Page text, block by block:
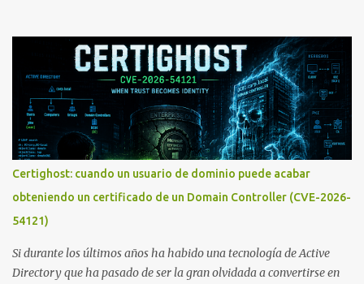
contratados desde la plataforma. En el sitio se asegura de que
Lista de Hackers, con identidades desconocidas, fue creada para un
"uso legal y ético", y sin embargo existen propuestas de dudosa
ética como para entrar en cuentas de Gmail o WhatsApp,
comprometer bases de datos o cambiar notas de cursos. La Lista
de Hackers, que atrajo la atención mundial después de un informe
publicado en The New York Times, trabaja al estilo "llave en
mano". El cliente presenta la propuesta, recibe ofertas para prestar
el servicio y la garantía de los promotores del sitio de que el
demandado cumple con ...
Certighost: cuando un usuario de dominio puede acabar
obteniendo un certificado de un Domain Controller (CVE-2026-
54121)
Si durante los últimos años ha habido una tecnología de Active
Directory que ha pasado de ser la gran olvidada a convertirse en